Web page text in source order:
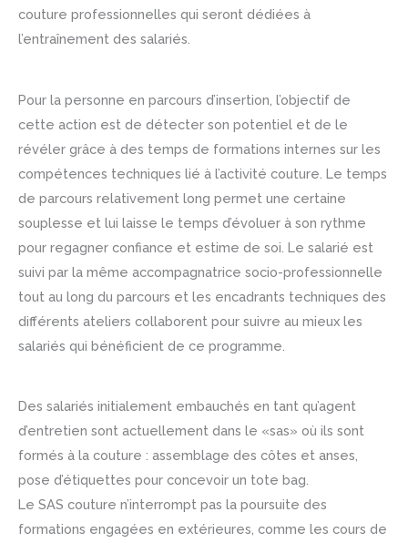
couture professionnelles qui seront dédiées à
l’entraînement des salariés.
Pour la personne en parcours d’insertion, l’objectif de
cette action est de détecter son potentiel et de le
révéler grâce à des temps de formations internes sur les
compétences techniques lié à l’activité couture. Le temps
de parcours relativement long permet une certaine
souplesse et lui laisse le temps d’évoluer à son rythme
pour regagner confiance et estime de soi. Le salarié est
suivi par la même accompagnatrice socio-professionnelle
tout au long du parcours et les encadrants techniques des
différents ateliers collaborent pour suivre au mieux les
salariés qui bénéficient de ce programme.
Des salariés initialement embauchés en tant qu’agent
d’entretien sont actuellement dans le «sas» où ils sont
formés à la couture : assemblage des côtes et anses,
pose d’étiquettes pour concevoir un tote bag.
Le SAS couture n’interrompt pas la poursuite des
formations engagées en extérieures, comme les cours de